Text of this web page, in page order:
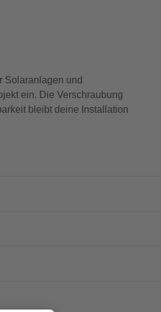
Solaranlagen und
ein. Die Verschraubung
bleibt deine Installation